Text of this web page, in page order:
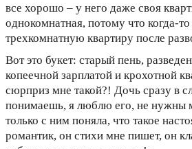
все хорошо – у него даже своя
однокомнатная, потому что когда-
трехкомнатную квартиру после
Вот это букет: старый пень,
копеечной зарплатой и крохотной
сюрприз мне такой?! Дочь сразу в
понимаешь, я люблю его, не нужны
только с ним поняла, что такое
романтик, он стихи мне пишет, он